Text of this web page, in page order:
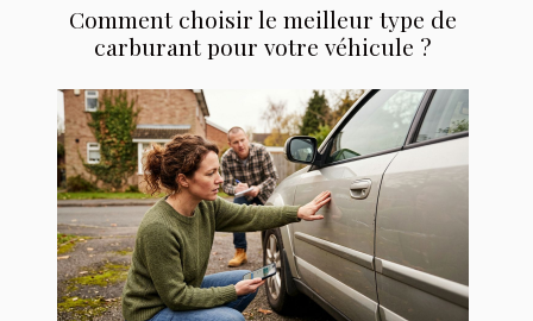
Comment choisir le meilleur type de
carburant pour votre véhicule ?